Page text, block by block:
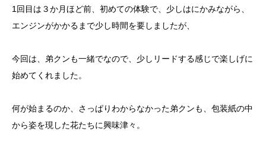
1回目は３か月ほど前、初めての体験で、少しはにかみながら、
エンジンがかかるまで少し時間を要しましたが、
今回は、弟クンも一緒でなので、少しリードする感じで楽しげに
始めてくれました。
何が始まるのか、さっぱりわからなかった弟クンも、包装紙の中
から姿を現した花たちに興味津々。